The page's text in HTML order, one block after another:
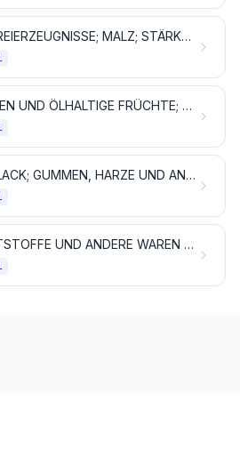
MÜLLEREIERZEUGNISSE; MALZ; STÄRKE; INULIN; KLEBER VON WEIZEN
ÖLSAMEN UND ÖLHALTIGE FRÜCHTE; VERSCHIEDENE SAMEN UND FRÜCHTE; PFLANZEN ZUM GEWERBE- ODER HEILGEBRAUCH; STROH UND FUTTER
SCHELLACK; GUMMEN, HARZE UND ANDERE PFLANZENSÄFTE UND PFLANZENAUSZÜGE
FLECHTSTOFFE UND ANDERE WAREN PFLANZLICHEN URSPRUNGS, ANDERWEIT WEDER GENANNT NOCH INBEGRIFFEN